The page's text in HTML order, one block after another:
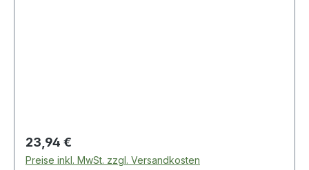
Regulärer Preis:
23,94 €
Preise inkl. MwSt. zzgl. Versandkosten